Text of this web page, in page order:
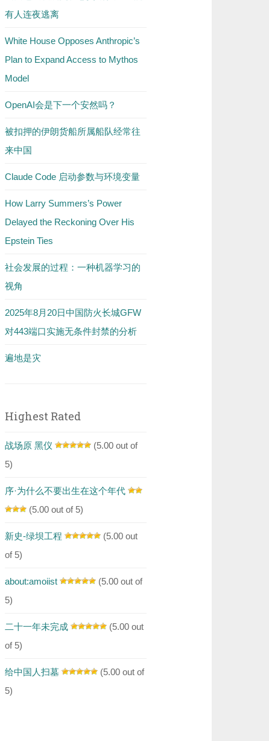
有人连夜逃离
White House Opposes Anthropic’s
Plan to Expand Access to Mythos
Model
OpenAI会是下一个安然吗？
被扣押的伊朗货船所属船队经常往
来中国
Claude Code 启动参数与环境变量
How Larry Summers’s Power
Delayed the Reckoning Over His
Epstein Ties
社会发展的过程：一种机器学习的
视角
2025年8月20日中国防火长城GFW
对443端口实施无条件封禁的分析
遍地是灾
Highest Rated
战场原 黑仪
(5.00 out of
5)
序·为什么不要出生在这个年代
(5.00 out of 5)
新史-绿坝工程
(5.00 out
of 5)
about:amoiist
(5.00 out of
5)
二十一年未完成
(5.00 out
of 5)
给中国人扫墓
(5.00 out of
5)